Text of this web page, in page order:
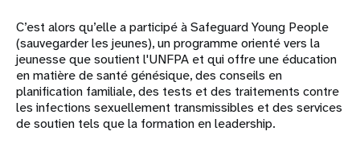
C’est alors qu’elle a participé à Safeguard Young People
(sauvegarder les jeunes), un programme orienté vers la
jeunesse que soutient l'UNFPA et qui offre une éducation
en matière de santé génésique, des conseils en
planification familiale, des tests et des traitements contre
les infections sexuellement transmissibles et des services
de soutien tels que la formation en leadership.